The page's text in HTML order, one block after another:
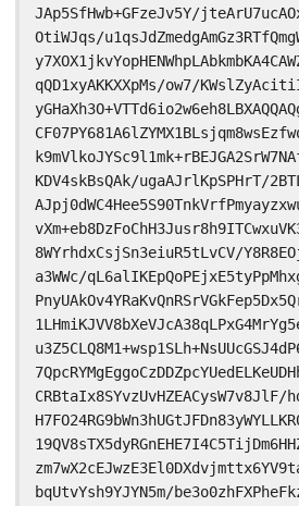
JAp5SfHwb+GFzeJv5Y/
OtiWJqs/
qQD1xyAKKXXpMs/ow7/
KDV4skBsQAk/ugaAJrlKpSPHrT/
8WYrhdxCsjSn3eiuR5tLvCV/
a3WWc/
CRBtaIx8SYvzUvHZEACysW7v8JlF/
bqUtvYsh9YJYN5m/